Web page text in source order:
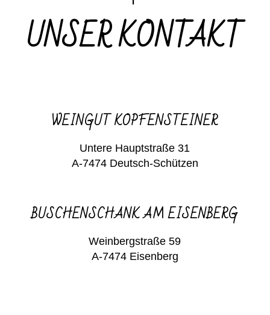
UNSER KONTAKT
WEINGUT KOPFENSTEINER
Untere Hauptstraße 31
A-7474 Deutsch-Schützen
BUSCHENSCHANK AM EISENBERG
Weinbergstraße 59
A-7474 Eisenberg